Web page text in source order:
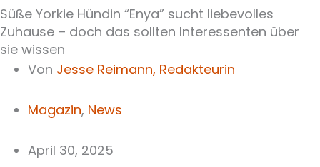
Süße Yorkie Hündin “Enya” sucht liebevolles
Zuhause – doch das sollten Interessenten über
sie wissen
Von Jesse Reimann, Redakteurin
Magazin, News
April 30, 2025